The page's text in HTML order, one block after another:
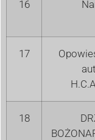
16
17
18